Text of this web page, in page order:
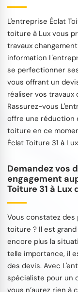
L'entreprise Éclat
toiture à Lux vous
travaux
information
se perfectionner
vous offrant un
réaliser vos
Rassurez-vous
offre une réduction
toiture en ce
Éclat Toiture 31 à
Demandez vos
engagement
Toiture 31 à Lux
Vous constatez des
toiture ? Il est grand
encore plus la
telle importance, il
des devis. Avec
spécialiste pour un